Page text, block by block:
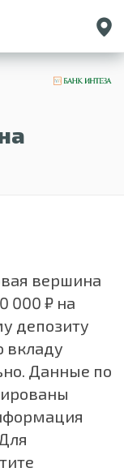
Петербург
Новгород
вершина
000 ₽ на
депозиту
вкладу
Данные по